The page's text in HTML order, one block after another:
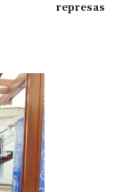
represas